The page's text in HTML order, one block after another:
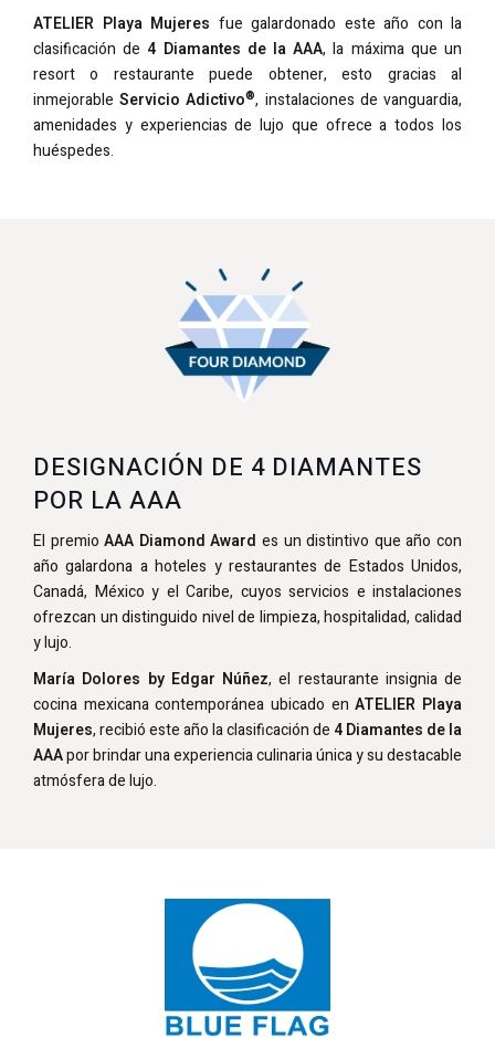
ATELIER Playa Mujeres fue galardonado este año con la
clasificación de 4 Diamantes de la AAA, la máxima que un
resort o restaurante puede obtener, esto gracias al
inmejorableServicio Adictivo®, instalaciones de vanguardia,
amenidades y experiencias de lujo que ofrece a todos los
huéspedes.
DESIGNACIÓN DE 4 DIAMANTES
POR LA AAA
El premioAAA Diamond Award es un distintivo que año con
año galardona a hoteles y restaurantes de Estados Unidos,
Canadá, México y el Caribe, cuyos servicios e instalaciones
ofrezcan un distinguido nivel de limpieza, hospitalidad, calidad
y lujo.
María Dolores by Edgar Núñez, el restaurante insignia de
cocina mexicana contemporánea ubicado enATELIER Playa
Mujeres, recibió este año la clasificación de 4 Diamantes de la
AAApor brindar una experiencia culinaria única y su destacable
atmósfera de lujo.